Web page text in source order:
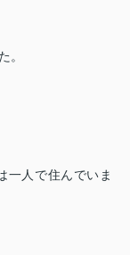
。
一人で住んでいま